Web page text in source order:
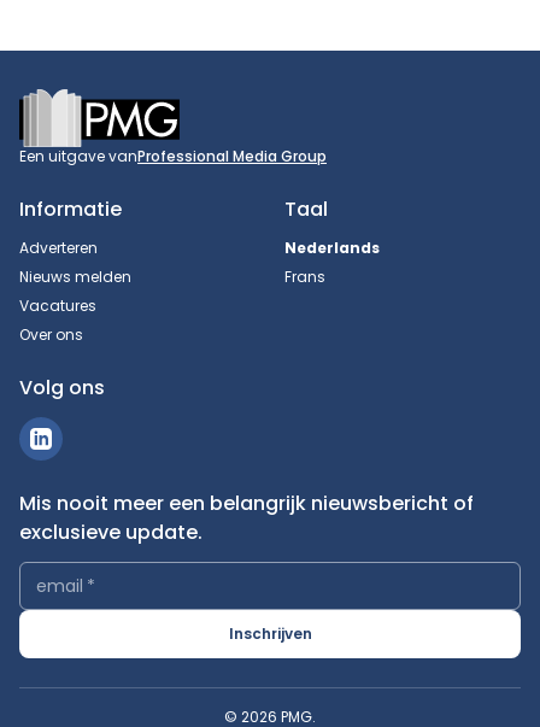
Footer
Een uitgave vanProfessional Media Group
Informatie
Adverteren
Nieuws melden
Vacatures
Over ons
Taal
Nederlands
Frans
Volg ons
Mis nooit meer een belangrijk nieuwsbericht of
exclusieve update.
email *
Inschrijven
© 2026 PMG.